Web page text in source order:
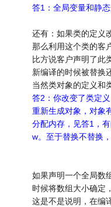
答1：全局变量和静
还有：如果类的定义
那么利用这个类的客
比方说客户声明了此
新编译的时候被替换
当然类对象的定义和
答2：你改变了类定
重新生成对象，对象
分配内存，见答1，
w。至于替换不替换
如果声明一个全局数
时候将数组大小确定，
这是不是说明，在编